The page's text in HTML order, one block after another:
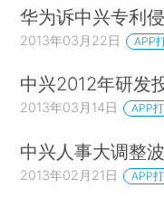
华为诉中兴专利
2013年03月22日 APP
中兴2012年研发
2013年03月14日 APP
中兴人事大调整
2013年02月21日 APP